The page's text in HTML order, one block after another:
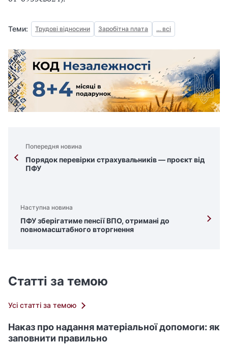
Теми: Трудові відносини Заробітна плата ... всі
Попередня новина
Порядок перевірки страхувальників — проєкт від
ПФУ
Наступна новина
ПФУ зберігатиме пенсії ВПО, отримані до
повномасштабного вторгнення
Статті за темою
Усі статті за темою
Наказ про надання матеріальної допомоги: як
заповнити правильно